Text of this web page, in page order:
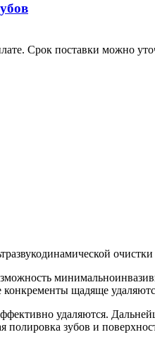
Срок поставки можно
щадяще
удаляются.
полировка зубов и